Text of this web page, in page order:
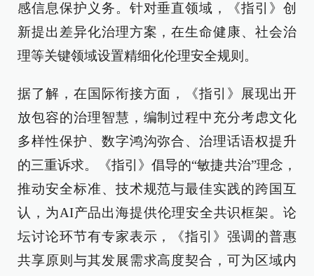
感信息保护义务。针对垂直领域，《指引》创
新提出差异化治理方案，在生命健康、社会治
理等关键领域设置精细化伦理安全规则。
据了解，在国际衔接方面，《指引》展现出开
放包容的治理智慧，编制过程中充分考虑文化
多样性保护、数字鸿沟弥合、治理话语权提升
的三重诉求。《指引》倡导的“敏捷共治”理念，
推动安全标准、技术规范与最佳实践的跨国互
认，为AI产品出海提供伦理安全共识框架。论
坛讨论环节有专家表示，《指引》强调的普惠
共享原则与其发展需求高度契合，可为区域内